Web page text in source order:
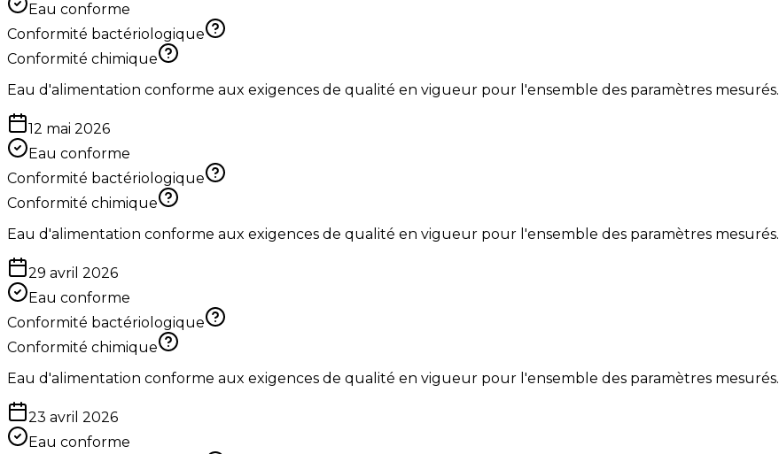
Eau conforme
Conformité bactériologique
Conformité chimique
Eau d'alimentation conforme aux exigences de qualité en vigueur pour l'ensemble des paramètres mesurés.
12 mai 2026
Eau conforme
Conformité bactériologique
Conformité chimique
Eau d'alimentation conforme aux exigences de qualité en vigueur pour l'ensemble des paramètres mesurés.
29 avril 2026
Eau conforme
Conformité bactériologique
Conformité chimique
Eau d'alimentation conforme aux exigences de qualité en vigueur pour l'ensemble des paramètres mesurés.
23 avril 2026
Eau conforme